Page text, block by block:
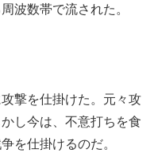
波数帯で流された。
撃を仕掛けた。元々攻
し今は、不意打ちを食
を仕掛けるのだ。